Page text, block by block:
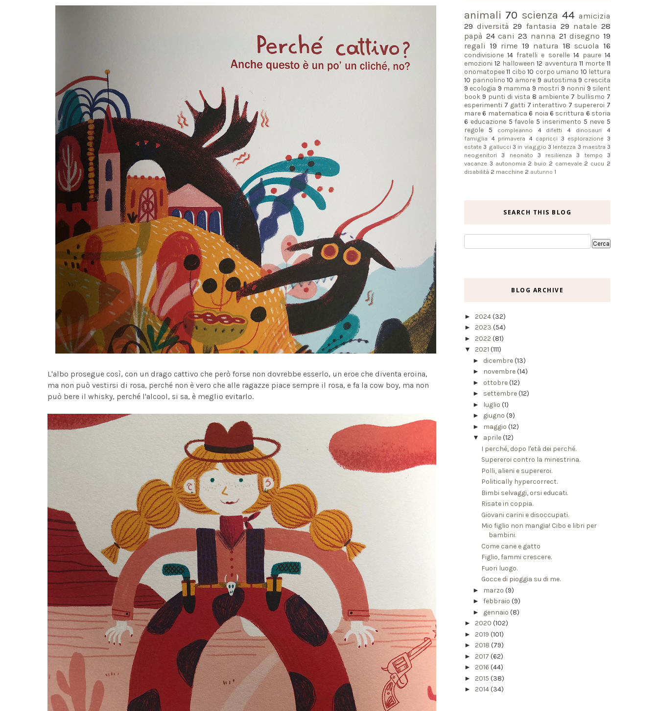
L'albo prosegue così, con un drago cattivo che però forse non dovrebbe esserlo, un eroe che diventa eroina,
ma non può vestirsi di rosa, perché non è vero che alle ragazze piace sempre il rosa, e fa la cow boy, ma non
può bere il whisky, perché l'alcool, si sa, è meglio evitarlo.
animali 70 scienza 44 amicizia
29 diversità 29 fantasia 29 natale 28
papà 24 cani 23 nanna 21 disegno 19
regali 19 rime 19 natura 18 scuola 16
condivisione 14 fratelli e sorelle 14 paure 14
emozioni 12 halloween 12 avventura 11 morte 11
onomatopee 11 cibo 10 corpo umano 10 lettura
10 pannolino 10 amore 9 autostima 9 crescita
9 ecologia 9 mamma 9 mostri 9 nonni 9 silent
book 9 punti di vista 8 ambiente 7 bullismo 7
esperimenti 7 gatti 7 interattivo 7 supereroi 7
mare6 matematica 6 noia 6 scrittura 6 storia
6 educazione 5 favole 5 inserimento 5 neve 5
regole
5 compleanno 4 difetti 4 dinosauri
4
famiglia 4 primavera 4 capricci 3 esplorazione 3
estate 3 gallucci 3 in viaggio 3 lentezza 3 maestra 3
neogenitori
3 neonato 3 resilienza 3 tempo
3
vacanze 3 autonomia 2 buio 2 carnevale 2 cucu 2
disabilità 2 macchine 2 autunno 1
SEARCH THIS BLOG
BLOG ARCHIVE
► 2024(32)
► 2023 (54)
► 2022 (81)
▼ 2021 (111)
► dicembre(13)
► novembre(14)
► ottobre(12)
► settembre(12)
► luglio (1)
► giugno (9)
► maggio (12)
▼ aprile(12)
I perché, dopo l'età dei perché.
Supereroi contro la minestrina.
Polli, alieni e supereroi.
Politically hypercorrect.
Bimbi selvaggi, orsi educati.
Risate in coppia.
Giovani carini e disoccupati.
Mio figlio non mangia! Cibo e libri per
bambini.
Come cane e gatto
Figlio, fammi crescere.
Fuori luogo.
Gocce di pioggia su di me.
► marzo (9)
► febbraio (9)
► gennaio (8)
► 2020 (102)
► 2019 (101)
► 2018 (79)
► 2017 (62)
► 2016 (44)
► 2015 (38)
► 2014(34)